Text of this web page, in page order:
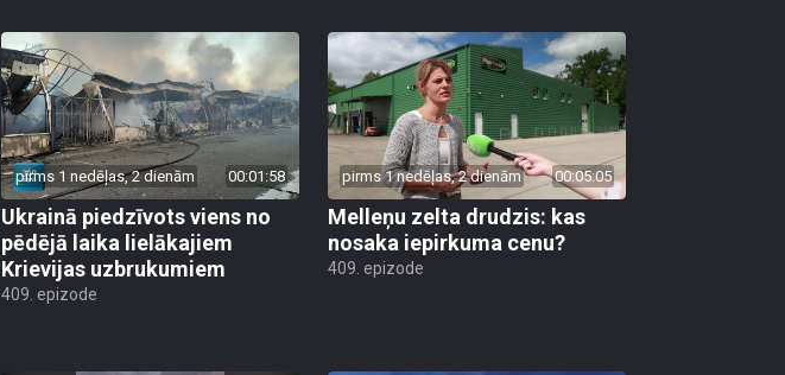
pirms 1 nedēļas, 2 dienām 00:01:58
Ukrainā piedzīvots viens no
pēdējā laika lielākajiem
Krievijas uzbrukumiem
409. epizode
pirms 1 nedēļas, 2 dienām 00:05:05
Melleņu zelta drudzis: kas
nosaka iepirkuma cenu?
409. epizode